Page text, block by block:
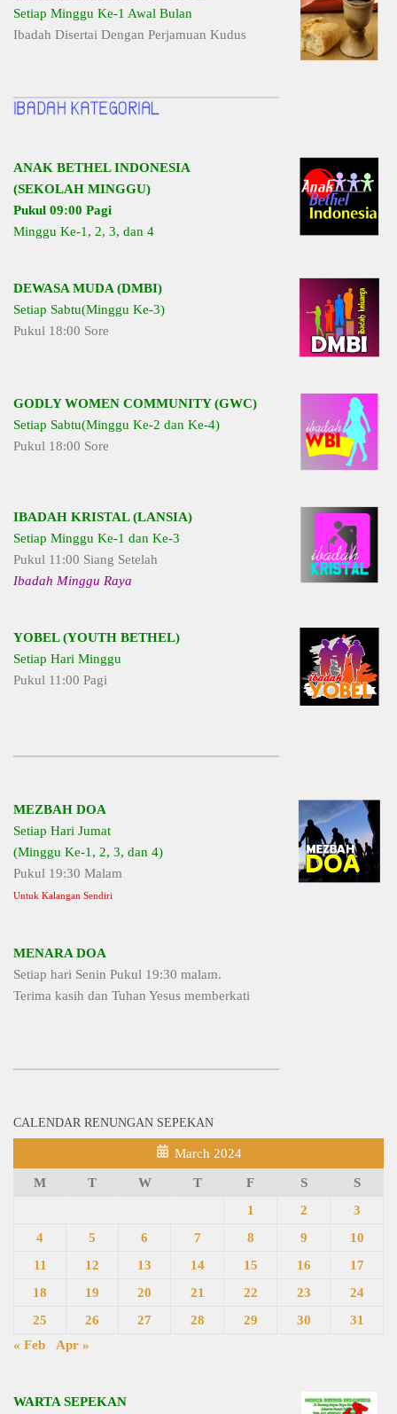
Setiap Minggu Ke-1 Awal Bulan
Ibadah Disertai Dengan Perjamuan Kudus
ANAK BETHEL INDONESIA
(SEKOLAH MINGGU)
Pukul 09:00 Pagi
Minggu Ke-1, 2, 3, dan 4
DEWASA MUDA (DMBI)
Setiap Sabtu(Minggu Ke-3)
Pukul 18:00 Sore
GODLY WOMEN COMMUNITY (GWC)
Setiap Sabtu(Minggu Ke-2 dan Ke-4)
Pukul 18:00 Sore
IBADAH KRISTAL (LANSIA)
Setiap Minggu Ke-1 dan Ke-3
Pukul 11:00 Siang Setelah
Ibadah Minggu Raya
YOBEL (YOUTH BETHEL)
Setiap Hari Minggu
Pukul 11:00 Pagi
MEZBAH DOA
Setiap Hari Jumat
(Minggu Ke-1, 2, 3, dan 4)
Pukul 19:30 Malam
Untuk Kalangan Sendiri
MENARA DOA
Setiap hari Senin Pukul 19:30 malam.
Terima kasih dan Tuhan Yesus memberkati
CALENDAR RENUNGAN SEPEKAN
March 2024
M T W T F S
S
1
2
3
4
5 6 7 8 9
10
11
12 13 14 15 16
17
18
19 20 21 22 23
24
25
26 27 28 29 30
31
« Feb
Apr »
WARTA SEPEKAN